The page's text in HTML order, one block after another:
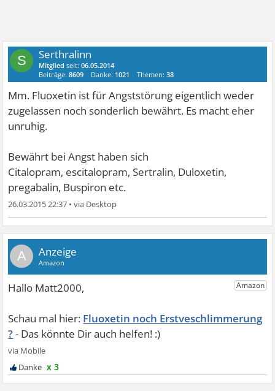
S Serthralinn
Mitglied seit:06.05.2014
Beiträge:8609 Danke: 1021 Themen:38
Mm. Fluoxetin ist für Angststörung eigentlich weder
zugelassen noch sonderlich bewährt. Es macht eher
unruhig.
Bewährt bei Angst haben sich
Citalopram, escitalopram, Sertralin, Duloxetin,
pregabalin, Buspiron etc.
26.03.2015 22:37 •
A
Fluoxetin noch Erstveschlimmerung
?
x 3